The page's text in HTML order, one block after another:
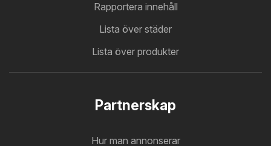
Rapportera innehåll
Lista över städer
Lista över produkter
Partnerskap
Hur man annonserar